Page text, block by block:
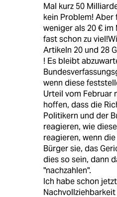
Mal kurz 50
kein Problem!
weniger als 20 €
fast schon zu
Artikeln 20 und 28
! Es bleibt
wenn diese
Urteil vom Februar
hoffen, dass die
Politikern und der
reagieren, wie
reagieren, wenn
Bürger sie, das
dies so sein, dann
"nachzahlen".
Ich habe schon